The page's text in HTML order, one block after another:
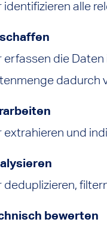
identifizieren alle
erfassen die
dadurch
extrahieren und
deduplizieren,
bewerten